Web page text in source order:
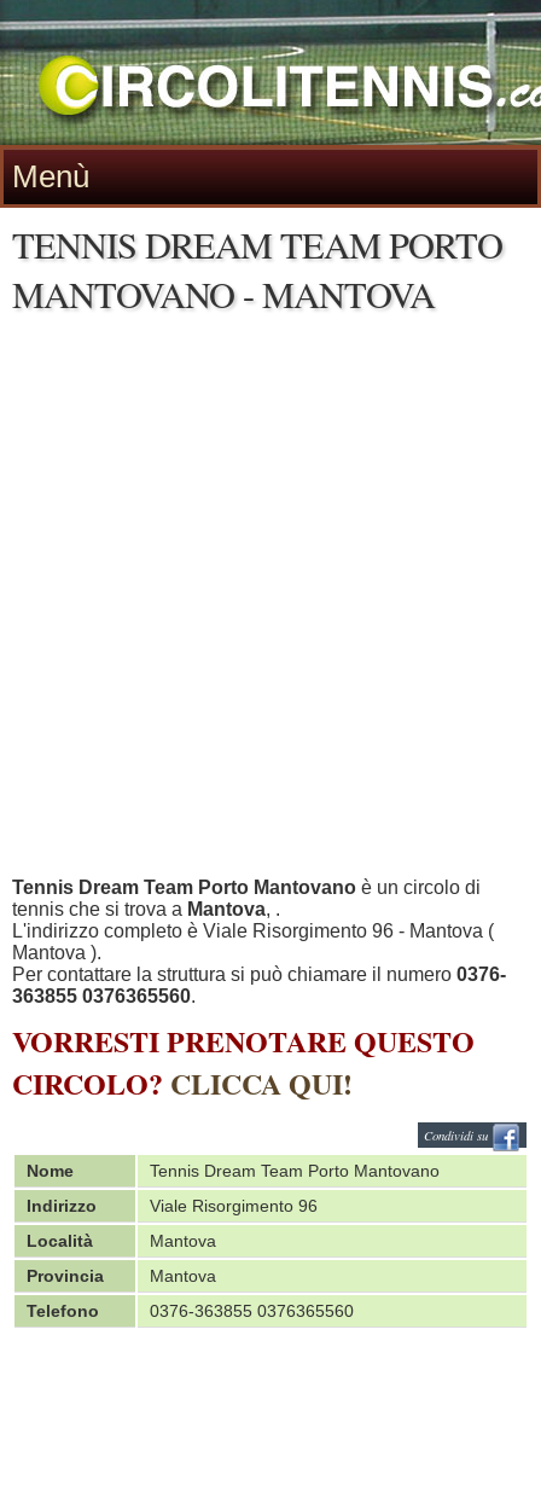
Menù
TENNIS DREAM TEAM PORTO
MANTOVANO - MANTOVA
Tennis Dream Team Porto Mantovano è un circolo di
tennis che si trova a Mantova, .
L'indirizzo completo è Viale Risorgimento 96 - Mantova (
Mantova ).
Per contattare la struttura si può chiamare il numero 0376-
363855 0376365560.
VORRESTI PRENOTARE QUESTO
CIRCOLO? CLICCA QUI!
Condividi su
Nome
Tennis Dream Team Porto Mantovano
Indirizzo
Viale Risorgimento 96
Località
Mantova
Provincia
Mantova
Telefono
0376-363855 0376365560